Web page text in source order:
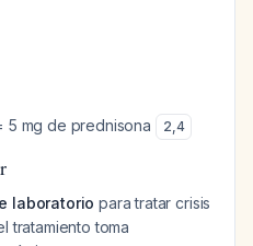
5 mg de prednisona 2,4
laboratorio para tratar crisis
tratamiento toma